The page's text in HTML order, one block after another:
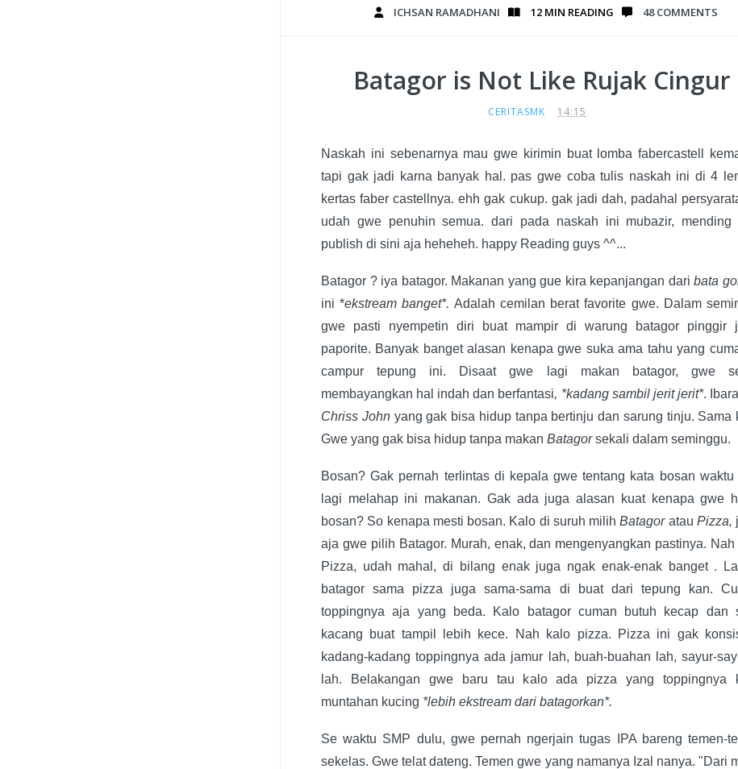
Batagor is Not Like Rujak Cingur
CERITASMK 14:15
ICHSAN RAMADHANI 12 MIN READING 48 COMMENTS
Naskah ini sebenarnya mau gwe kirimin buat lomba fabercastell
tapi gak jadi karna banyak hal. pas gwe coba tulis naskah ini di 4
kertas faber castellnya. ehh gak cukup. gak jadi dah, padahal
udah gwe penuhin semua. dari pada naskah ini mubazir, mending
publish di sini aja heheheh. happy Reading guys ^^...
Batagor ? iya batagor. Makanan yang gue kira kepanjangan daribata
ini *ekstream banget*. Adalah cemilan berat favorite gwe. Dalam
gwe pasti nyempetin diri buat mampir di warung batagor pinggir
paporite. Banyak banget alasan kenapa gwe suka ama tahu yang
campur tepung ini. Disaat gwe lagi makan batagor, gwe
membayangkan hal indah dan berfantasi, *kadang sambil jerit jerit*.
Chriss John yang gak bisa hidup tanpa bertinju dan sarung tinju. Sama
Gwe yang gak bisa hidup tanpa makan Batagorsekali dalam seminggu.
Bosan? Gak pernah terlintas di kepala gwe tentang kata bosan waktu
lagi melahap ini makanan. Gak ada juga alasan kuat kenapa gwe
bosan? So kenapa mesti bosan. Kalo di suruh milihBatagor atau Pizza,
aja gwe pilih Batagor. Murah, enak, dan mengenyangkan pastinya.
Pizza, udah mahal, di bilang enak juga ngak enak-enak banget .
batagor sama pizza juga sama-sama di buat dari tepung kan.
toppingnya aja yang beda. Kalo batagor cuman butuh kecap dan
kacang buat tampil lebih kece. Nah kalo pizza. Pizza ini gak
kadang-kadang toppingnya ada jamur lah, buah-buahan lah, sayur-
lah. Belakangan gwe baru tau kalo ada pizza yang toppingnya
muntahan kucing *lebih ekstream dari batagorkan*.
Se waktu SMP dulu, gwe pernah ngerjain tugas IPA bareng temen-
sekelas. Gwe telat dateng. Temen gwe yang namanya Izal nanya. "Dari